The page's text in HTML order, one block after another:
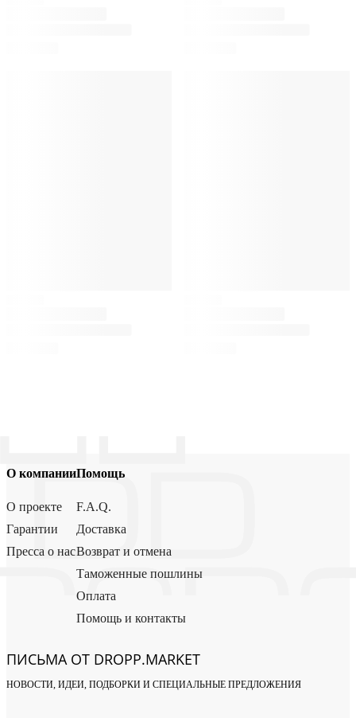
О компании
О проекте
Гарантии
Пресса о нас
Помощь
F.A.Q.
Доставка
Возврат и отмена
Таможенные пошлины
Оплата
Помощь и контакты
ПИСЬМА ОТ DROPP.MARKET
НОВОСТИ, ИДЕИ, ПОДБОРКИ И СПЕЦИАЛЬНЫЕ ПРЕДЛОЖЕНИЯ